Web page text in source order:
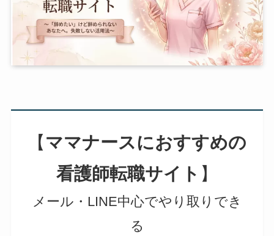
【 ママナースにおすすめの
看護師転職サイト 】
メール・LINE中心でやり取りでき
る